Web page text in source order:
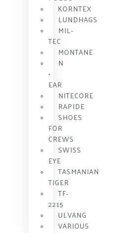
KORNTEX
LUNDHAGS
MIL-
TEC
MONTANE
N
•
EAR
NITECORE
RAPIDE
SHOES
FOR
CREWS
SWISS
EYE
TASMANIAN
TIGER
TF-
2215
ULVANG
VARIOUS